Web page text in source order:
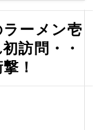
ーメン壱
訪問・・
！